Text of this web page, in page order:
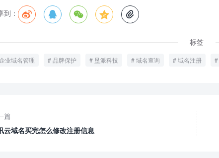
到：     
标签
业域名管理 品牌保护 垦派科技 域名查询 域名注册
篇
云域名买完怎么修改注册信息